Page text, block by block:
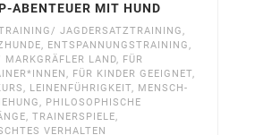
ABENTEUER MIT HUND
JAGDERSATZTRAINING,
, ENTSPANNUNGSTRAINING,
MARKGRÄFLER LAND, FÜR
, FÜR KINDER GEEIGNET,
, LEINENFÜHRIGKEIT, MENSCH-
, PHILOSOPHISCHE
, TRAINERSPIELE,
VERHALTEN